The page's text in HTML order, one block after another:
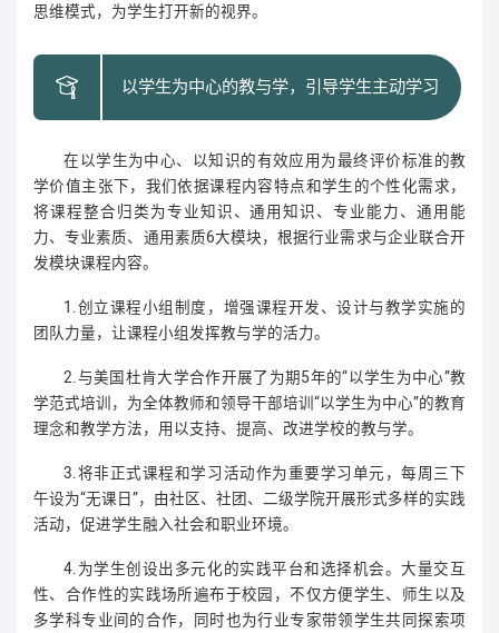
思维模式，为学生打开新的视界。
以学生为中心的教与学，引导学生主动学习
在以学生为中心、以知识的有效应用为最终评价标准的教
学价值主张下，我们依据课程内容特点和学生的个性化需求，
将课程整合归类为专业知识、通用知识、专业能力、通用能
力、专业素质、通用素质6大模块，根据行业需求与企业联合开
发模块课程内容。
1.创立课程小组制度，增强课程开发、设计与教学实施的
团队力量，让课程小组发挥教与学的活力。
2.与美国杜肯大学合作开展了为期5年的“以学生为中心”教
学范式培训，为全体教师和领导干部培训“以学生为中心”的教育
理念和教学方法，用以支持、提高、改进学校的教与学。
3.将非正式课程和学习活动作为重要学习单元，每周三下
午设为“无课日”，由社区、社团、二级学院开展形式多样的实践
活动，促进学生融入社会和职业环境。
4.为学生创设出多元化的实践平台和选择机会。大量交互
性、合作性的实践场所遍布于校园，不仅方便学生、师生以及
多学科专业间的合作，同时也为行业专家带领学生共同探索项